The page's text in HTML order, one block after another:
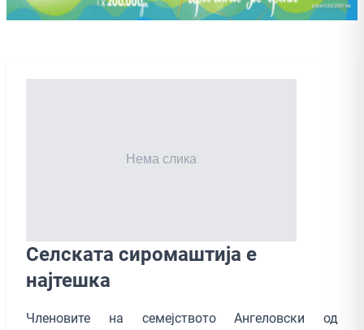
Селската сиромаштија е
најтешка
Членовите на семејството Ангеловски од